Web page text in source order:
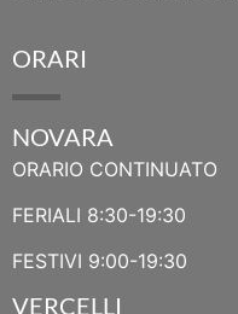
ORARI
NOVARA
ORARIO CONTINUATO
FERIALI 8:30-19:30
FESTIVI 9:00-19:30
VERCELLI